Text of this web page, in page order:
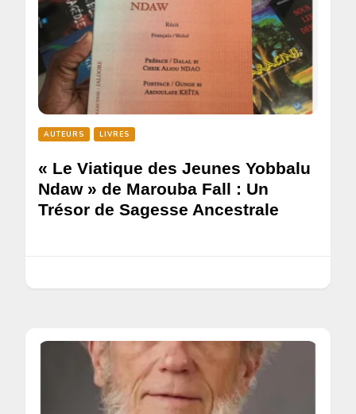
AUTEURS LIVRES
« Le Viatique des Jeunes Yobbalu
Ndaw » de Marouba Fall : Un
Trésor de Sagesse Ancestrale